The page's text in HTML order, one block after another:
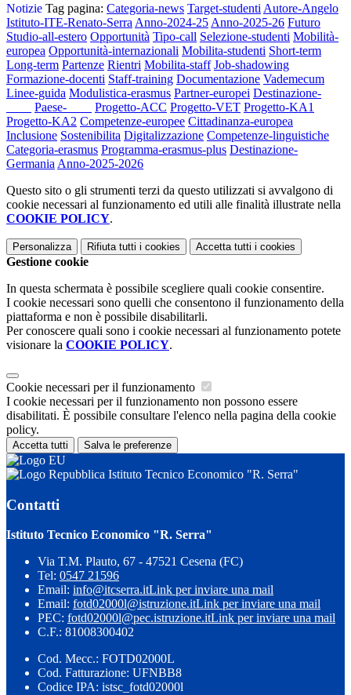
Notizie Tag pagina: Categoria-news Target-studenti Autore-Angelo
Istituto-ITE-Renato-Serra Anno-2024-25 Anno-2025-26 Futuro
Studio-all-estero Opportunità Tipo-call Selezione-studenti Mobilità-
europea Opportunità-internazionali Mobilita-studenti Short-term
Long-term Partenze Rientri Mobilita-staff Job-shadowing
Formazione-docenti Staff-training Documentazione Vademecum
Linee-guida Modulistica-erasmus Partner-europei Destinazione-
Paese-____ Progetto-ACC Progetto-VET Progetto-KA1
Progetto-KA2 Competenze-europee Cittadinanza-europea
Inclusione Sostenibilita Digitalizzazione Competenze-linguistiche
Categoria-erasmus Programma-erasmus-plus Destinazione-
Germania Anno-2025-2026
Questo sito o gli strumenti terzi da questo utilizzati si avvalgono di
cookie necessari al funzionamento ed utili alle finalità illustrate nella
COOKIE POLICY.
Personalizza Rifiuta tutti i cookies Accetta tutti i cookies
Gestione cookie
In questa schermata è possibile scegliere quali cookie consentire.
I cookie necessari sono quelli che consentono il funzionamento della
piattaforma e non è possibile disabilitarli.
Per conoscere quali sono i cookie necessari al funzionamento potete
visionare la COOKIE POLICY.
Cookie necessari per il funzionamento
I cookie necessari per il funzionamento non possono essere
disabilitati. È possibile consultare l'elenco nella pagina della cookie
policy.
Accetta tutti Salva le preferenze
Istituto Tecnico Economico "R. Serra"
Contatti
Istituto Tecnico Economico "R. Serra"
Via T.M. Plauto, 67 - 47521 Cesena (FC)
Tel: 0547 21596
Email: info@itcserra.itLink per inviare una mail
Email: fotd02000l@istruzione.itLink per inviare una mail
PEC: fotd02000l@pec.istruzione.itLink per inviare una mail
C.F.: 81008300402
Cod. Mecc.: FOTD02000L
Cod. Fatturazione: UFNBB8
Codice IPA: istsc_fotd02000l